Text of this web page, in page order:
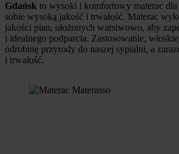
Gdańsk to wysoki i komfortowy materac dla
sobie wysoką jakość i trwałość. Materac
jakości pian, ułożonych warstwowo, aby
i idealnego podparcia. Zastosowanie,
odrobinę przyrody do naszej sypialni, a
i trwałość.